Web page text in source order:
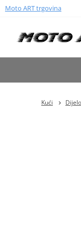
Moto ART trgovina
Kući